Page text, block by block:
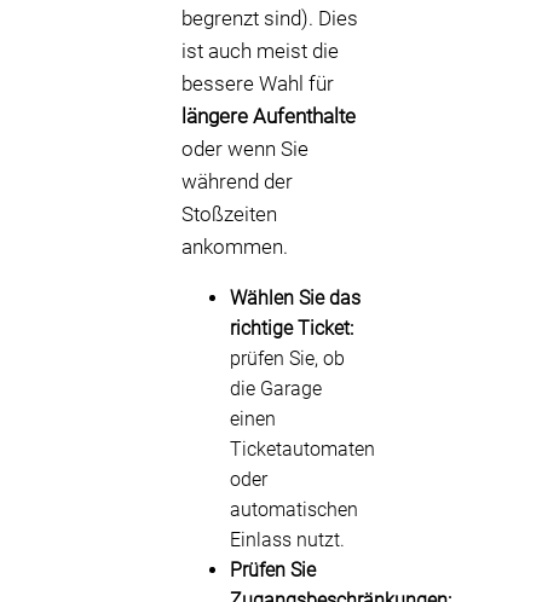
begrenzt sind). Dies
ist auch meist die
bessere Wahl für
längere Aufenthalte
oder wenn Sie
während der
Stoßzeiten
ankommen.
Wählen Sie das
richtige Ticket:
prüfen Sie, ob
die Garage
einen
Ticketautomaten
oder
automatischen
Einlass nutzt.
Prüfen Sie